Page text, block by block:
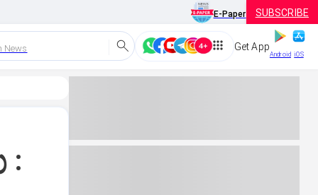
E-Paper SUBSCRIBE
News Get App
Android iOS
: